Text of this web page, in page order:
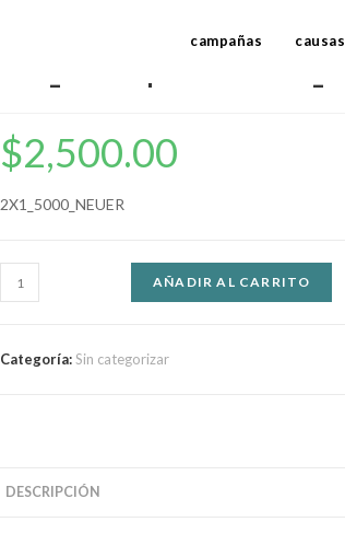
campañas causas
$2,500.00
2X1_5000_NEUER
AÑADIR AL CARRITO
Categoría:Sin categorizar
DESCRIPCIÓN